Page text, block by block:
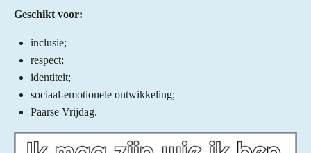
Geschikt voor:
inclusie;
respect;
identiteit;
sociaal-emotionele ontwikkeling;
Paarse Vrijdag.